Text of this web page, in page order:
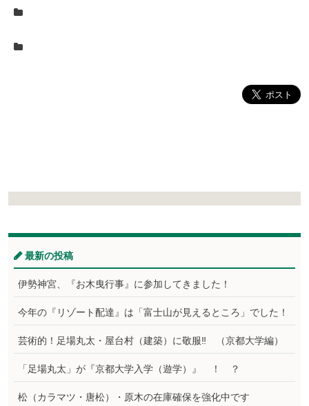
最新の投稿
伊勢神宮、『お木曳行事』に参加してきました！
今年の『リゾート配達』は「富士山が見えるところ」でした！
芸術的！足場丸太・屋台村（建築）に敬服‼ （京都大学編）
「足場丸太」が『京都大学入学（遊学）』 ！ ？
松（カラマツ・唐松）・原木の在庫確保を強化中です